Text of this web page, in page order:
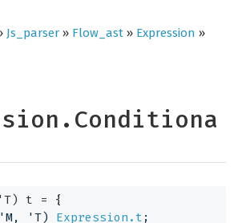
Js_parser » Flow_ast » Expression »
t =
{
'M , 'T) Expression.t ;